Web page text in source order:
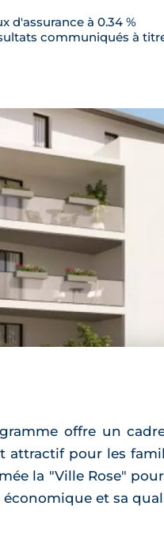
d'assurance à 0.34 %
communiqués à
offre un
pour les
la "Ville Rose"
et sa